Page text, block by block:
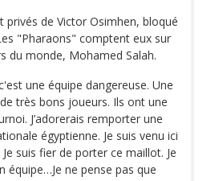
privés de Victor Osimhen, bloqué
"Pharaons" comptent eux sur
du monde, Mohamed Salah.
une équipe dangereuse. Une
très bons joueurs. Ils ont une
J’adorerais remporter une
égyptienne. Je suis venu ici
suis fier de porter ce maillot. Je
équipe…Je ne pense pas que